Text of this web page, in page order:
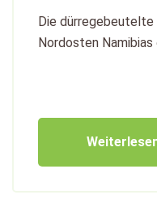
Die
Nordosten Namibias